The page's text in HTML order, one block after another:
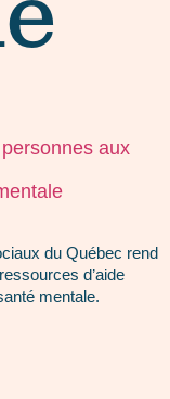
aux
du Québec rend
d’aide
mentale.